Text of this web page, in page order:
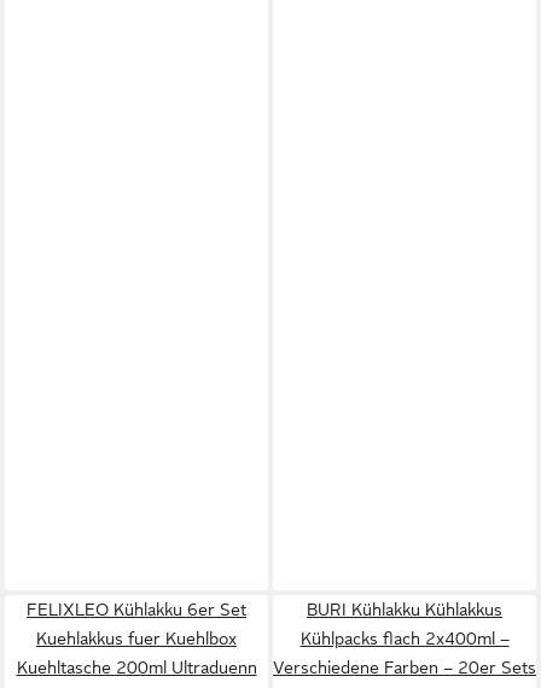
FELIXLEO Kühlakku 6er Set
Kuehlakkus fuer Kuehlbox
Kuehltasche 200ml Ultraduenn
BURI Kühlakku Kühlakkus
Kühlpacks flach 2x400ml –
Verschiedene Farben – 20er Sets